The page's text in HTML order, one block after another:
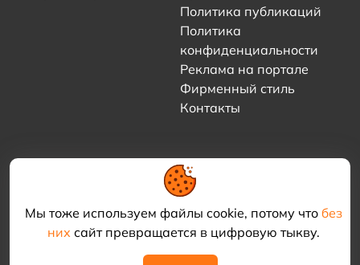
Мы тоже используем файлы cookie, потому что без
нихсайт превращается в цифровую тыкву.
Политика публикаций
Политика
конфиденциальности
Реклама на портале
Фирменный стиль
Контакты